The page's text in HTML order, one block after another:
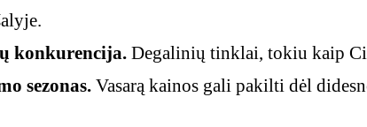
konkurencija. Degalinių tinklai, tokiu kaip
sezonas. Vasarą kainos gali pakilti dėl